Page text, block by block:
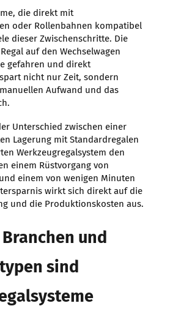
die direkt mit
oder Rollenbahnen kompatibel
dieser Zwischenschritte. Die
auf den Wechselwagen
gefahren und direkt
nicht nur Zeit, sondern
Aufwand und das
Unterschied zwischen einer
Lagerung mit Standardregalen
Werkzeugregalsystem den
einem Rüstvorgang von
einem von wenigen Minuten
wirkt sich direkt auf die
und die Produktionskosten aus.
und
sind